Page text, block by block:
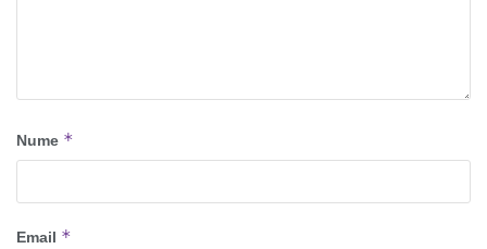
Nume *
Email *